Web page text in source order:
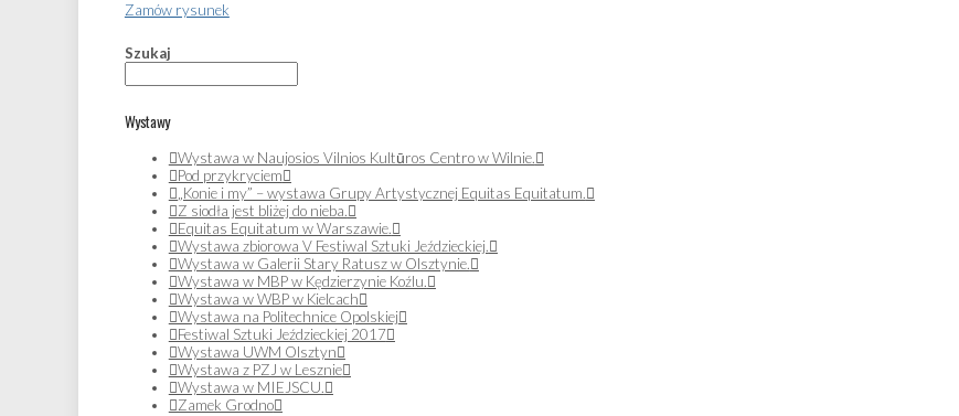
Zamów rysunek
Szukaj
Wystawy
Wystawa w Naujosios Vilnios Kultūros Centro w Wilnie.
Pod przykryciem
„Konie i my” – wystawa Grupy Artystycznej Equitas Equitatum.
Z siodła jest bliżej do nieba.
Equitas Equitatum w Warszawie.
Wystawa zbiorowa V Festiwal Sztuki Jeździeckiej.
Wystawa w Galerii Stary Ratusz w Olsztynie.
Wystawa w MBP w Kędzierzynie Koźlu.
Wystawa w WBP w Kielcach
Wystawa na Politechnice Opolskiej
Festiwal Sztuki Jeździeckiej 2017
Wystawa UWM Olsztyn
Wystawa z PZJ w Lesznie
Wystawa w MIEJSCU.
Zamek Grodno